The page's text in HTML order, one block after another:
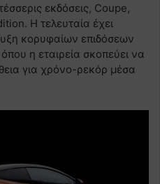
εκδόσεις, Coupe,
Η τελευταία έχει
κορυφαίων επιδόσεων
η εταιρεία σκοπεύει να
για χρόνο-ρεκόρ μέσα